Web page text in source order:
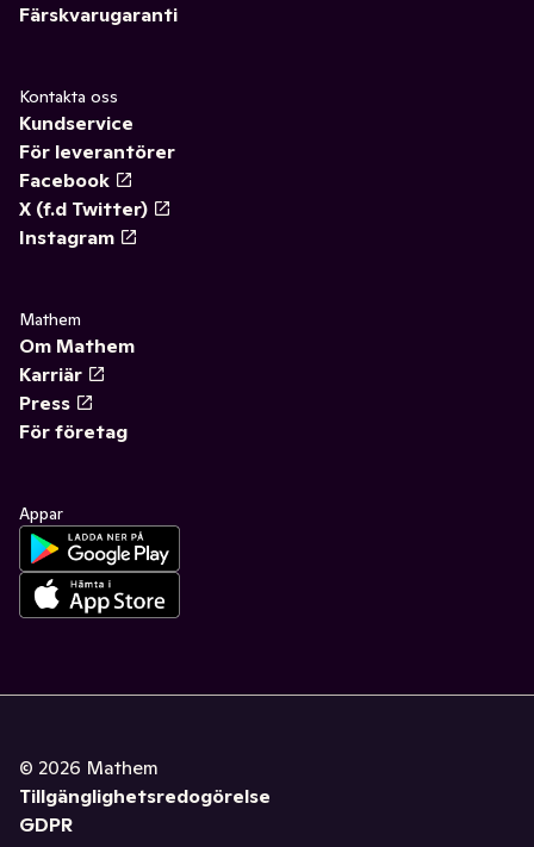
Färskvarugaranti
Kontakta oss
Kundservice
För leverantörer
Facebook
X (f.d Twitter)
Instagram
Mathem
Om Mathem
Karriär
Press
För företag
Appar
© 2026 Mathem
Tillgänglighetsredogörelse
GDPR